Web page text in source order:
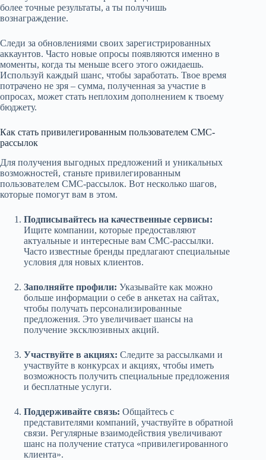
более точные результаты, а ты получишь
вознаграждение.
Следи за обновлениями своих зарегистрированных
аккаунтов. Часто новые опросы появляются именно в
моменты, когда ты меньше всего этого ожидаешь.
Используй каждый шанс, чтобы заработать. Твое время
потрачено не зря – сумма, полученная за участие в
опросах, может стать неплохим дополнением к твоему
бюджету.
Как стать привилегированным пользователем СМС-
рассылок
Для получения выгодных предложений и уникальных
возможностей, станьте привилегированным
пользователем СМС-рассылок. Вот несколько шагов,
которые помогут вам в этом.
Подписывайтесь на качественные сервисы:
Ищите компании, которые предоставляют
актуальные и интересные вам СМС-рассылки.
Часто известные бренды предлагают специальные
условия для новых клиентов.
Заполняйте профили: Указывайте как можно
больше информации о себе в анкетах на сайтах,
чтобы получать персонализированные
предложения. Это увеличивает шансы на
получение эксклюзивных акций.
Участвуйте в акциях: Следите за рассылками и
участвуйте в конкурсах и акциях, чтобы иметь
возможность получить специальные предложения
и бесплатные услуги.
Поддерживайте связь: Общайтесь с
представителями компаний, участвуйте в обратной
связи. Регулярные взаимодействия увеличивают
шанс на получение статуса «привилегированного
клиента».